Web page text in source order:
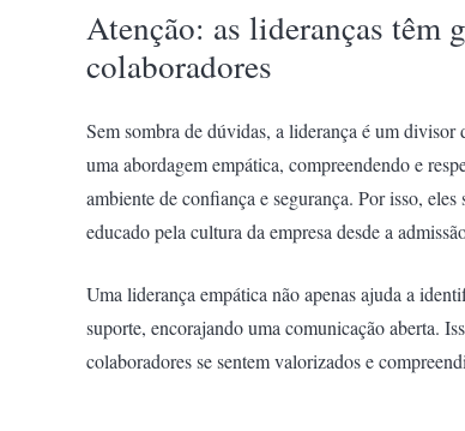
Atenção: as lideranças têm
colaboradores
Sem sombra de dúvidas, a liderança é um
uma abordagem empática, compreendendo e
ambiente de confiança e segurança. Por isso,
educado pela cultura da empresa desde a
Uma liderança empática não apenas ajuda a
suporte, encorajando uma comunicação aberta.
colaboradores se sentem valorizados e